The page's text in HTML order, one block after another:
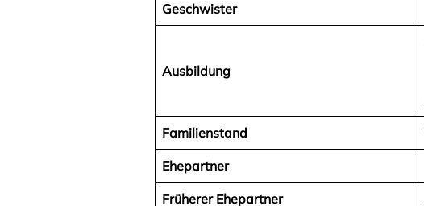
Geschwister
Ausbildung
Familienstand
Ehepartner
Früherer Ehepartner